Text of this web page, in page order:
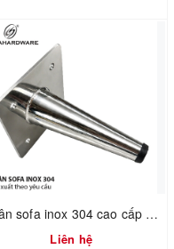
Chân sofa inox 304 cao cấp 2100.1.01182
Liên hệ